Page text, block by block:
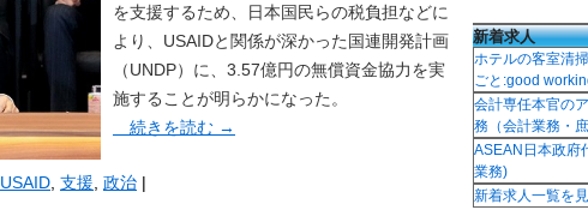
を支援するため、日本国民らの税負担などに
より、USAIDと関係が深かった国連開発計画
（UNDP）に、3.57億円の無償資金協力を実
施することが明らかになった。
続きを読む →
USAID 支援 政治 |
新着求人
ホテルの客室清
ごと:good
会計専任本官の
務（会計業務・庶
ASEAN日本政府
業務)
新着求人一覧を